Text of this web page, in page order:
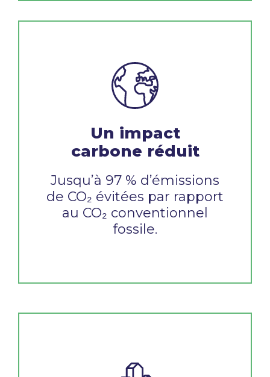
Un impact
carbone réduit
Jusqu’à 97 % d’émissions
de CO₂ évitées par rapport
au CO₂ conventionnel
fossile.